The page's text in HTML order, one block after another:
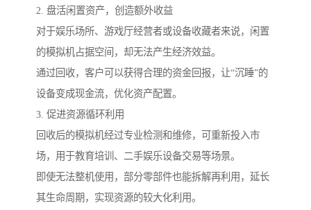
2. 盘活闲置资产，创造额外收益
对于娱乐场所、游戏厅经营者或设备收藏者来说，闲置
的模拟机占据空间，却无法产生经济效益。
通过回收，客户可以获得合理的资金回报，让“沉睡”的
设备变成现金流，优化资产配置。
3. 促进资源循环利用
回收后的模拟机经过专业检测和维修，可重新投入市
场，用于教育培训、二手娱乐设备交易等场景。
即使无法整机使用，部分零部件也能拆解再利用，延长
其生命周期，实现资源的较大化利用。